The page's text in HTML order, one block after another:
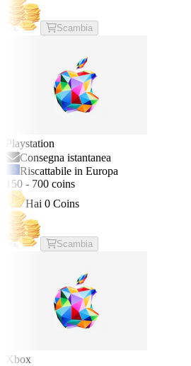
Scambia
Playstation
Consegna istantanea
Riscattabile in Europa
150 - 700 coins
Hai 0 Coins
Scambia
Xbox